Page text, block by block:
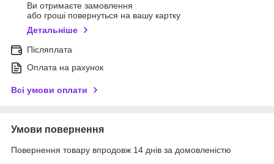
Ви отримаєте замовлення
або гроші повернуться на вашу картку
Детальніше
Післяплата
Оплата на рахунок
Всі умови оплати
Умови повернення
Повернення товару впродовж 14 днів за домовленістю